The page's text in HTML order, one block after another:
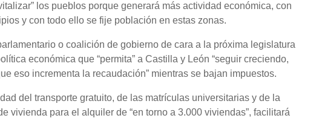
los pueblos porque generará más actividad económica, con
y con todo ello se fije población en estas zonas.
o coalición de gobierno de cara a la próxima legislatura
económica que “permita” a Castilla y León “seguir creciendo,
eso incrementa la recaudación” mientras se bajan impuestos.
del transporte gratuito, de las matrículas universitarias y de la
vivienda para el alquiler de “en torno a 3.000 viviendas”, facilitará